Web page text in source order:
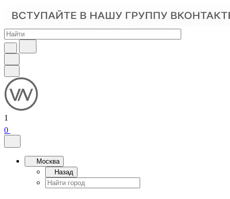
1
0
Москва
Назад